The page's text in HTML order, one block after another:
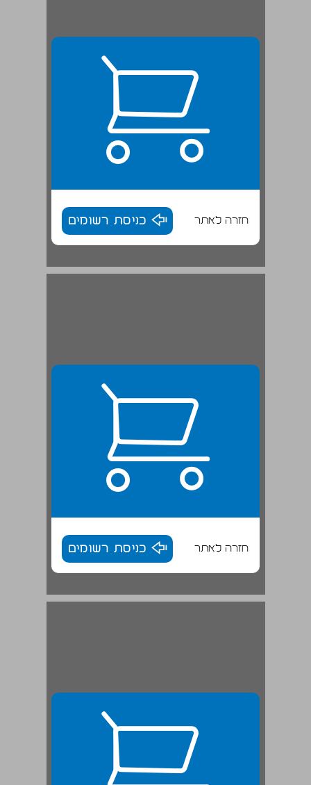
חזרה לאתר כניסת רשומים
חזרה לאתר כניסת רשומים